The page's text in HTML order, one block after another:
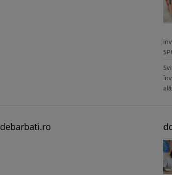
debarbati.ro